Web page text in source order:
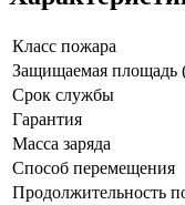
Класс пожара
Защищаемая площадь
Срок службы
Гарантия
Масса заряда
Способ перемещения
Продолжительность